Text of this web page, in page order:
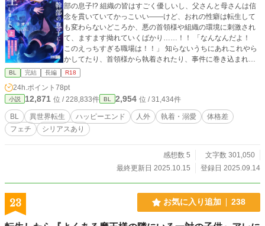
部の息子!? 組織の皆はすごく優しいし、父さんと母さんは信
念を貫いていてかっこいい――けど、おれの性癖は転生して
も変わらないどころか、悪の首領様や組織の環境に刺激され
て、ますます拗れていくばかり……！！ 「なんなんだよ！
このえっちすぎる職場は！！」 知らないうちにあれこれやら
かしてたり、首領様から執着されたり、事件に巻き込まれた
り、えっちなことをされたり――ちょっと変わったフェチ特
化・異世界転生ファンタジーBL。 お気に入り・感想お待ちし
てます！ ※2025/10/12 J.GARDEN58にて同人誌上巻を発行
（下巻は2026年春頃予定） 表紙イラスト：ハセヒロヨシ
BL 完結 長編 R18
24h.ポイント 78pt
小説 12,871 位 / 228,833件 BL 2,954 位 / 31,434件
BL 異世界転生 ハッピーエンド 人外 執着・溺愛
体格差
フェチ
シリアスあり
感想数 5
文字数 301,050
最終更新日 2025.10.15
登録日 2025.09.14
23 お気に入り追加 238